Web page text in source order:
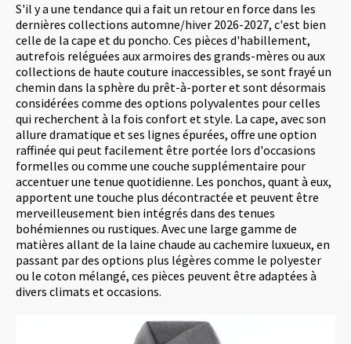
S'il y a une tendance qui a fait un retour en force dans les
dernières collections automne/hiver 2026-2027, c'est bien
celle de la cape et du poncho. Ces pièces d'habillement,
autrefois reléguées aux armoires des grands-mères ou aux
collections de haute couture inaccessibles, se sont frayé un
chemin dans la sphère du prêt-à-porter et sont désormais
considérées comme des options polyvalentes pour celles
qui recherchent à la fois confort et style. La cape, avec son
allure dramatique et ses lignes épurées, offre une option
raffinée qui peut facilement être portée lors d'occasions
formelles ou comme une couche supplémentaire pour
accentuer une tenue quotidienne. Les ponchos, quant à eux,
apportent une touche plus décontractée et peuvent être
merveilleusement bien intégrés dans des tenues
bohémiennes ou rustiques. Avec une large gamme de
matières allant de la laine chaude au cachemire luxueux, en
passant par des options plus légères comme le polyester
ou le coton mélangé, ces pièces peuvent être adaptées à
divers climats et occasions.